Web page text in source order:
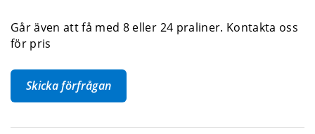
Går även att få med 8 eller 24 praliner. Kontakta oss
för pris
Skicka förfrågan